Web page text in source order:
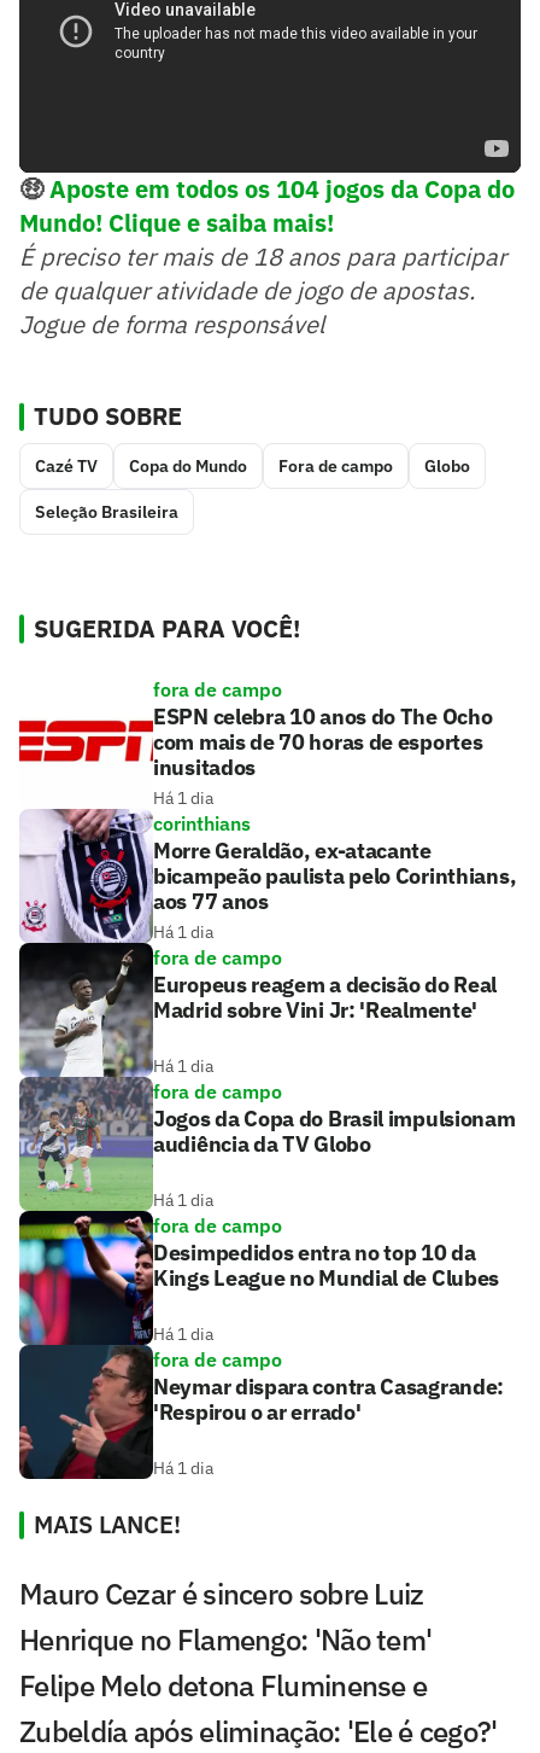
🤑Aposte em todos os 104 jogos da Copa do
Mundo! Clique e saiba mais!
É preciso ter mais de 18 anos para participar
de qualquer atividade de jogo de apostas.
Jogue de forma responsável
TUDO SOBRE
Cazé TV Copa do Mundo Fora de campo Globo
Seleção Brasileira
SUGERIDA PARA VOCÊ!
fora de campo
ESPN celebra 10 anos do The Ocho
com mais de 70 horas de esportes
inusitados
Há 1 dia
corinthians
Morre Geraldão, ex-atacante
bicampeão paulista pelo Corinthians,
aos 77 anos
Há 1 dia
fora de campo
Europeus reagem a decisão do Real
Madrid sobre Vini Jr: 'Realmente'
Há 1 dia
fora de campo
Jogos da Copa do Brasil impulsionam
audiência da TV Globo
Há 1 dia
fora de campo
Desimpedidos entra no top 10 da
Kings League no Mundial de Clubes
Há 1 dia
fora de campo
Neymar dispara contra Casagrande:
'Respirou o ar errado'
Há 1 dia
MAIS LANCE!
Mauro Cezar é sincero sobre Luiz
Henrique no Flamengo: 'Não tem'
Felipe Melo detona Fluminense e
Zubeldía após eliminação: 'Ele é cego?'